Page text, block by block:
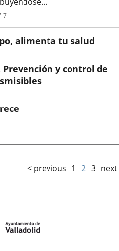
7
alimenta tu salud
Prevención y control de
< previous 1 2 3 next